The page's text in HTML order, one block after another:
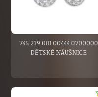
745 239 001 00444 0700000
DĚTSKÉ NÁUŠNICE